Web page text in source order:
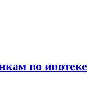
по ипотеке